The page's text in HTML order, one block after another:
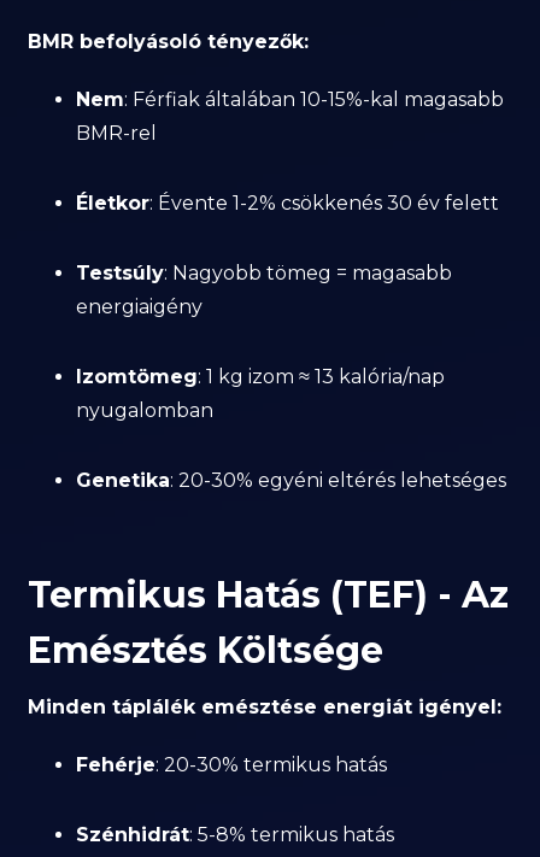
BMR befolyásoló tényezők:
Nem: Férfiak általában 10-15%-kal magasabb
BMR-rel
Életkor: Évente 1-2% csökkenés 30 év felett
Testsúly: Nagyobb tömeg = magasabb
energiaigény
Izomtömeg: 1 kg izom ≈ 13 kalória/nap
nyugalomban
Genetika: 20-30% egyéni eltérés lehetséges
Termikus Hatás (TEF) - Az
Emésztés Költsége
Minden táplálék emésztése energiát igényel:
Fehérje: 20-30% termikus hatás
Szénhidrát: 5-8% termikus hatás